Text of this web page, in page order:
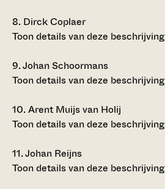
8. Dirck Coplaer
Toon details van deze beschrijving
9.Johan Schoormans
Toon details van deze beschrijving
10.Arent Muijs van Holij
Toon details van deze beschrijving
11.Johan Reijns
Toon details van deze beschrijving